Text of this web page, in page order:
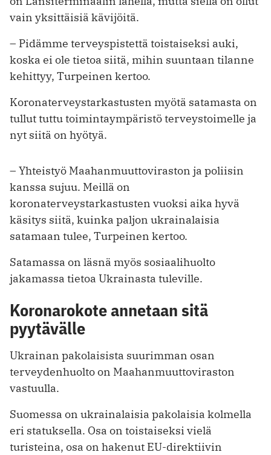
vain yksittäisiä kävijöitä.
– Pidämme terveyspistettä toistaiseksi auki,
koska ei ole tietoa siitä, mihin suuntaan tilanne
kehittyy, Turpeinen kertoo.
Koronaterveystarkastusten myötä satamasta on
tullut tuttu toimintaympäristö terveystoimelle ja
nyt siitä on hyötyä.
– Yhteistyö Maahanmuuttoviraston ja poliisin
kanssa sujuu. Meillä on
koronaterveystarkastusten vuoksi aika hyvä
käsitys siitä, kuinka paljon ukrainalaisia
satamaan tulee, Turpeinen kertoo.
Satamassa on läsnä myös sosiaalihuolto
jakamassa tietoa Ukrainasta tuleville.
Koronarokote annetaan sitä
pyytävälle
Ukrainan pakolaisista suurimman osan
terveydenhuolto on Maahanmuuttoviraston
vastuulla.
Suomessa on ukrainalaisia pakolaisia kolmella
eri statuksella. Osa on toistaiseksi vielä
turisteina, osa on hakenut EU-direktiivin